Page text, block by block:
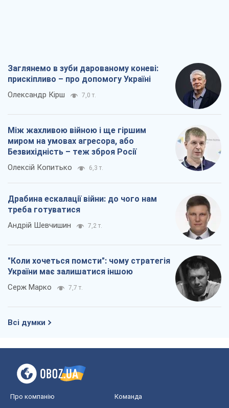
Заглянемо в зуби дарованому коневі:
прискіпливо – про допомогу Україні
Олександр Кірш 7,0 т.
Між жахливою війною і ще гіршим
миром на умовах агресора, або
Безвихідність – теж зброя Росії
Олексій Копитько 6,3 т.
Драбина ескалації війни: до чого нам
треба готуватися
Андрій Шевчишин 7,2 т.
"Коли хочеться помсти": чому стратегія
України має залишатися іншою
Серж Марко 7,7 т.
Всі думки
Про компанію Команда